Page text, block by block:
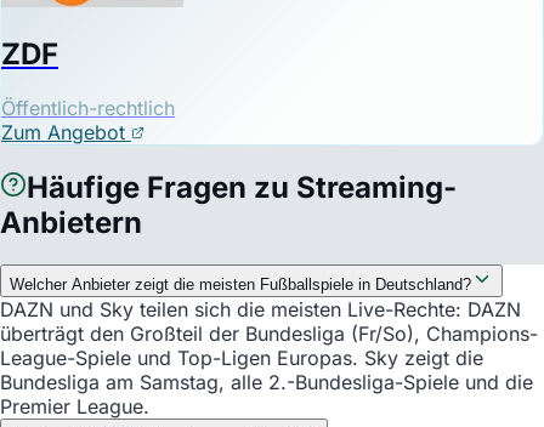
ZDF
Öffentlich-rechtlich
Zum Angebot
Häufige Fragen zu Streaming-
Anbietern
Welcher Anbieter zeigt die meisten Fußballspiele in Deutschland?
DAZN und Sky teilen sich die meisten Live-Rechte: DAZN
überträgt den Großteil der Bundesliga (Fr/So), Champions-
League-Spiele und Top-Ligen Europas. Sky zeigt die
Bundesliga am Samstag, alle 2.-Bundesliga-Spiele und die
Premier League.